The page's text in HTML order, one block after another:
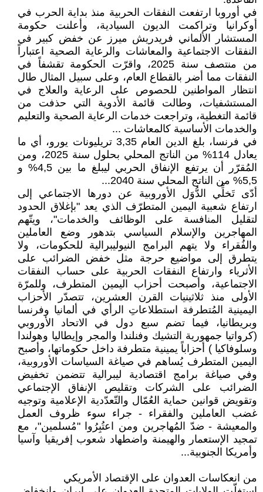
في أوروبا ارتفعت النفقات الحربية منذ بداية الحرب في
أوكرانيا وتراكمت الديون السيادية، وأعلنت حكومة
المستشار الألماني فريدريش ميرز عن خفض كبير في
النفقات الاجتماعية والمعاشات والرعاية الصحية اعتباراً
من منتصف سنة 2025، واقرّت الحكومة تقشفاً في
النفقات مما أضر بالقطاع العام، وعلى سبيل المثال طال
انتظار المواطنين للحصوص على الرعاية والعلاج في
المستشفيات، وطالت قائمة الأدوية التي حذفت من
قائمة التغطية، وتراجعت خدمات الرعاية الصحية والتعليم
والخدمات الأساسية كالمعاشات ...
في فرنسا، بلغ الدين العام 3,35 تريليونات يورو، أي ما
يعادل 114% من الناتج المحلي بحلول سنة 2025، ومن
المُقرّر أن يرتفع الإنفاق الحربي ليبلغ ما بين 4,5% و
5,5% من الناتج المحلي سنة 2040...
أدّى تَخلِّي الدُّوَل الأوروبية عن دورها الاجتماعي إلى
ارتفاع شعبية اليمين المتطرّف الذي يعد "بإغلاق الحدود
لتقليل المنافسة على الوظائف والخدمات"، ويتّهم
المهاجرين والإسلام السياسي بتدهور وضع العاملين
والفُقراء ولا يتهم البرامج النيوليبرالية للحكومات، ولا
يتطرق إلى مواضيع حرجة مثل خفض الضرائب على
الأثرياء وارتفاع النفقات الحربية على حساب النفقات
الاجتماعية، وأصبحت أحزاب اليمين المتطرف، وللمرّة
الأولى منذ ثلاثينيات القرن العشرين، تتصدّر الأحزاب
اليمينية المُتطرفة استطلاعاتِ الرأي في ألمانيا وفرنسا
وبريطانيا، فيما تضم سبع دول في الاتحاد الأوروبي
(كرواتيا جمهورية التشيك وفنلندا والمجر وإيطاليا وهولندا
وسلوفاكيا ) أحزاباً يمينية متطرفة داخل حكوماتها، وأصبح
اليمين المتطرف يُساهم في صياغة السياسات الأوروبية،
وفي صياغة برامج اقتصادية ليبرالية تتضمن تخفيض
الضرائب على الشركات وتقليص الإنفاق الإجتماعي
وتقويض قوانين حماية العُمّال والتّعدّدية الإعلامية وتوجيه
غضب العاملين والفقراء - جراء سوء ظروف العمل
والمعيشة - ضدّ المُهاجرين ومن اعتُبِرُوا "مُسلمين"، مع
تمجيد الإستعمار والهيمنة واضطهاد شعوب إفريقيا وآسيا
وأمريكا الجنوبية...
من انعكاسات العدوان على الإقتصاد الأمريكي